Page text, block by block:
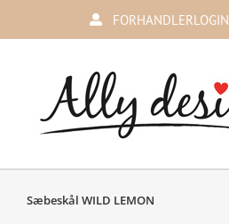
content
FORHANDLERLOGIN
Sæbeskål WILD LEMON